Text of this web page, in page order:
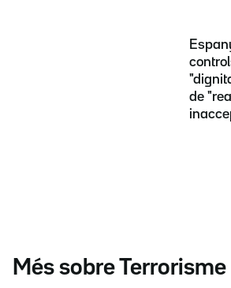
de
Més sobre Terrorisme